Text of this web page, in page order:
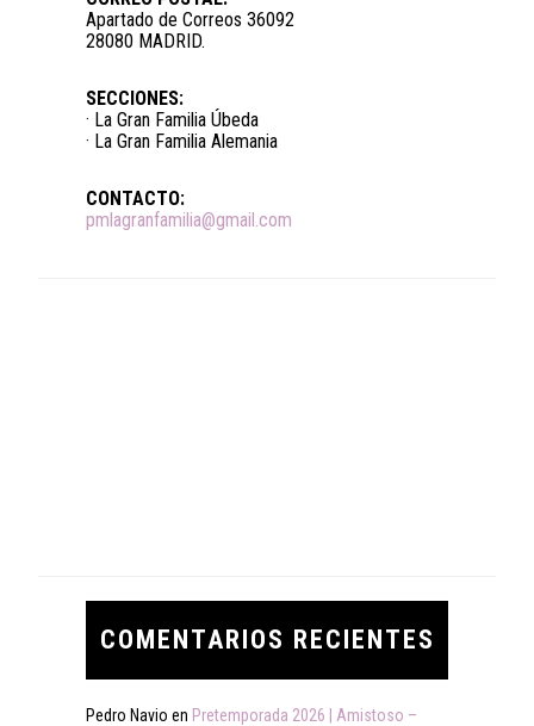
Apartado de Correos 36092
28080 MADRID.
SECCIONES:
· La Gran Familia Úbeda
· La Gran Familia Alemania
CONTACTO:
pmlagranfamilia@gmail.com
COMENTARIOS RECIENTES
Pedro Navio en Pretemporada 2026 | Amistoso –